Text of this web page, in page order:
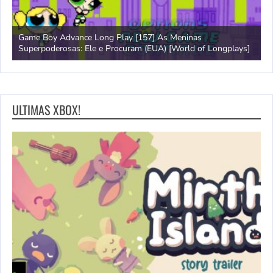
Game Boy Advance Long Play [157] As Meninas
Superpoderosas: Ele e Procuram (EUA) [World of Longplays]
ULTIMAS XBOX!